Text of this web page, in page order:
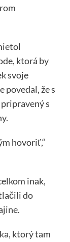
ktorá by
svoje
povedal, že s
s
hovoriť,“
inak,
do
ktorý tam